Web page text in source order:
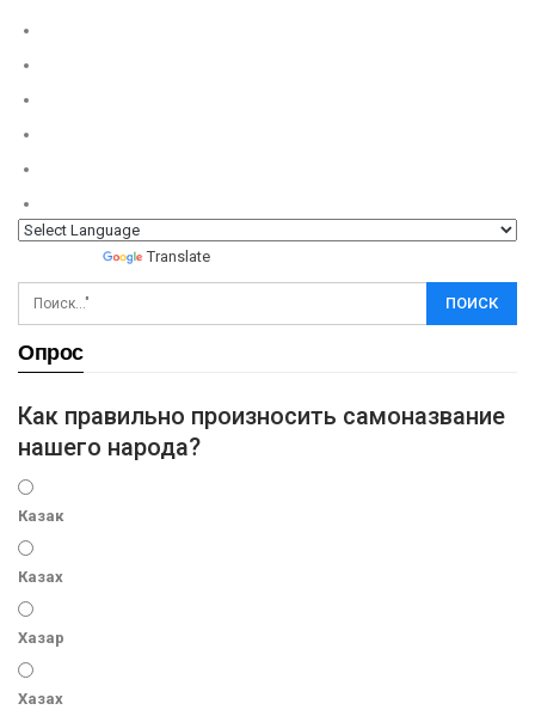
Translate
Опрос
Как правильно произносить самоназвание
нашего народа?
Казак
Казах
Хазар
Хазах